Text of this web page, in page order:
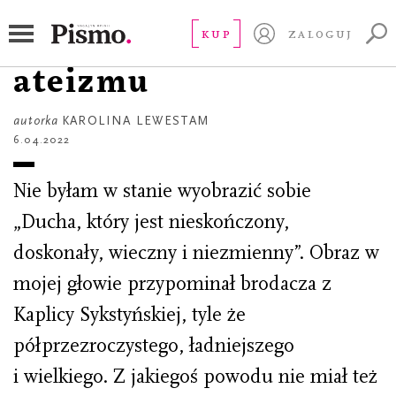
KUP ZALOGUJ
Kto mnie wyleczy z
ateizmu
autorka KAROLINA LEWESTAM
6.04.2022
Nie byłam w stanie wyobrazić sobie
„Ducha, który jest nieskończony,
doskonały, wieczny i niezmienny”. Obraz w
mojej głowie przypominał brodacza z
Kaplicy Sykstyńskiej, tyle że
półprzezroczystego, ładniejszego
i wielkiego. Z jakiegoś powodu nie miał też